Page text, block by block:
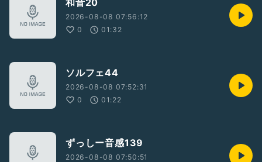
和音20
2026-08-08 07:56:12
0
01:32
ソルフェ44
2026-08-08 07:52:31
0
01:22
ずっしー音感139
2026-08-08 07:50:51